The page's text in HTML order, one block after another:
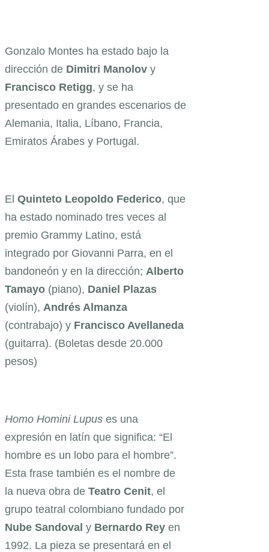
Gonzalo Montes ha estado bajo la
dirección de Dimitri Manolov y
Francisco Retigg, y se ha
presentado en grandes escenarios de
Alemania, Italia, Líbano, Francia,
Emiratos Árabes y Portugal.
El Quinteto Leopoldo Federico, que
ha estado nominado tres veces al
premio Grammy Latino, está
integrado por Giovanni Parra, en el
bandoneón y en la dirección; Alberto
Tamayo (piano), Daniel Plazas
(violín), Andrés Almanza
(contrabajo) y Francisco Avellaneda
(guitarra). (Boletas desde 20.000
pesos)
Homo Homini Lupus es una
expresión en latín que significa: “El
hombre es un lobo para el hombre”.
Esta frase también es el nombre de
la nueva obra de Teatro Cenit, el
grupo teatral colombiano fundado por
Nube Sandoval y Bernardo Rey en
1992. La pieza se presentará en el